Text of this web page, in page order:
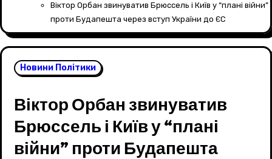
Віктор Орбан звинуватив Брюссель і Київ у “плані війни”
проти Будапешта через вступ України до ЄС
Новини Політики
Віктор Орбан звинуватив
Брюссель і Київ у “плані
війни” проти Будапешта